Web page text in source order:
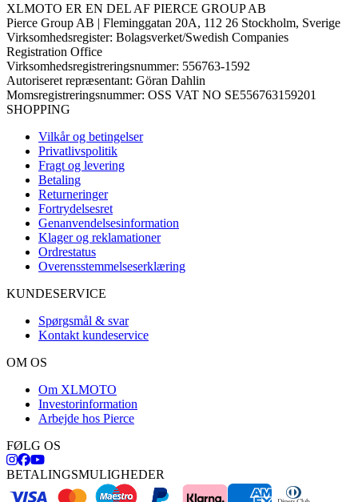
XLMOTO ER EN DEL AF PIERCE GROUP AB
Pierce Group AB | Fleminggatan 20A, 112 26 Stockholm, Sverige
Virksomhedsregister: Bolagsverket/Swedish Companies
Registration Office
Virksomhedsregistreringsnummer: 556763-1592
Autoriseret repræsentant: Göran Dahlin
Momsregistreringsnummer: OSS VAT NO SE556763159201
SHOPPING
Vilkår og betingelser
Privatlivspolitik
Fragt og levering
Betaling
Returneringer
Fortrydelsesret
Genanvendelsesinformation
Klager og reklamationer
Ordrestatus
Overensstemmelseserklæring
KUNDESERVICE
Spørgsmål & svar
Kontakt kundeservice
OM OS
Om XLMOTO
Investorinformation
Arbejde hos Pierce
FØLG OS
BETALINGSMULIGHEDER